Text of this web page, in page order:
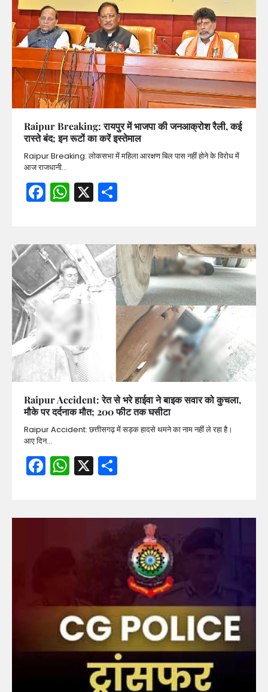
Raipur Breaking: रायपुर में भाजपा की जनआक्रोश रैली, कई
रास्ते बंद; इन रूटों का करें इस्तेमाल
Raipur Breaking: लोकसभा में महिला आरक्षण बिल पास नहीं होने के विरोध में
आज राजधानी…
Facebook
WhatsApp
X
Raipur Accident: रेत से भरे हाईवा ने बाइक सवार को कुचला,
मौके पर दर्दनाक मौत; 200 फीट तक घसीटा
Raipur Accident: छत्तीसगढ़ में सड़क हादसे थमने का नाम नहीं ले रहा है।
आए दिन…
Facebook
WhatsApp
X